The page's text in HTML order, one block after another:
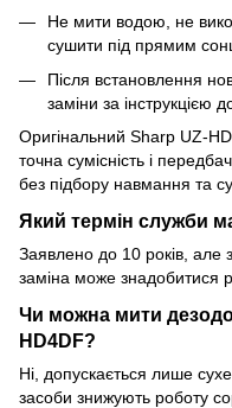
Не мити водою, не
сушити під прямим
Після встановлення
заміни за інструкцією
Оригінальний Sharp UZ-
точна сумісність і
без підбору навмання та
Який термін служби
Заявлено до 10 років, але
заміна може знадобитися
Чи можна мити
HD4DF?
Ні, допускається лише
засоби знижують роботу